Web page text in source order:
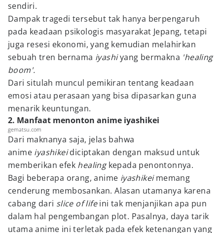
sendiri.
Dampak tragedi tersebut tak hanya berpengaruh
pada keadaan psikologis masyarakat Jepang, tetapi
juga resesi ekonomi, yang kemudian melahirkan
sebuah tren bernama iyashiyang bermakna 'healing
boom'.
Dari situlah muncul pemikiran tentang keadaan
emosi atau perasaan yang bisa dipasarkan guna
menarik keuntungan.
2. Manfaat menonton anime iyashikei
gematsu.com
Dari maknanya saja, jelas bahwa
anime iyashikeidiciptakan dengan maksud untuk
memberikan efek healingkepada penontonnya.
Bagi beberapa orang, anime iyashikeimemang
cenderung membosankan. Alasan utamanya karena
cabang dari slice of lifeini tak menjanjikan apa pun
dalam hal pengembangan plot. Pasalnya, daya tarik
utama anime ini terletak pada efek ketenangan yang